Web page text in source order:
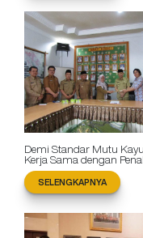
Demi Standar Mutu
Kerja Sama dengan
SELENGKAPNYA